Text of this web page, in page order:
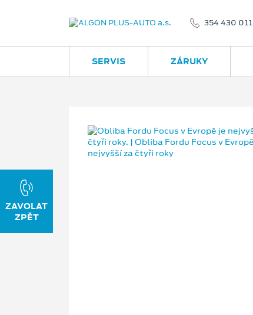
354 430 011
SERVIS ZÁRUKY